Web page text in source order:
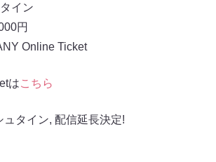
イン
円
Online Ticket
はこちら
ュタイン, 配信延長決定!